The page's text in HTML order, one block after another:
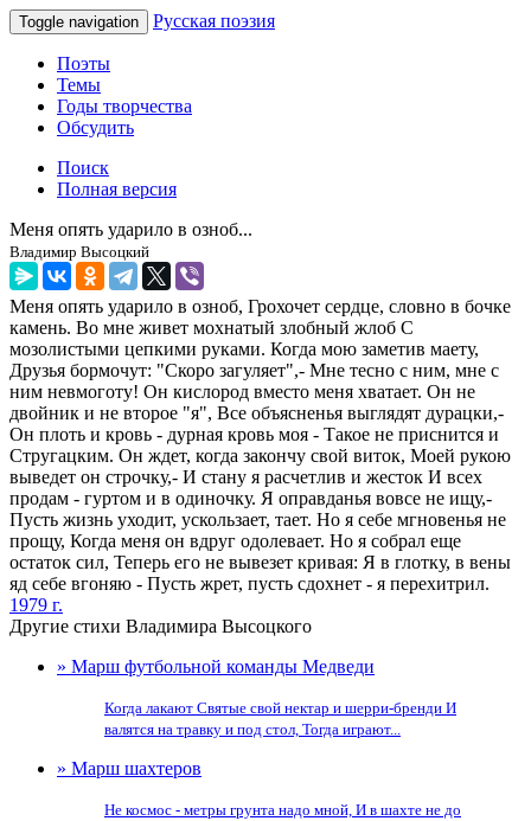
Toggle navigation Русская поэзия
Поэты
Темы
Годы творчества
Обсудить
Поиск
Полная версия
Меня опять ударило в озноб...
Владимир Высоцкий
Меня опять ударило в озноб, Грохочет сердце, словно в бочке
камень. Во мне живет мохнатый злобный жлоб С
мозолистыми цепкими руками. Когда мою заметив маету,
Друзья бормочут: "Скоро загуляет",- Мне тесно с ним, мне с
ним невмоготу! Он кислород вместо меня хватает. Он не
двойник и не второе "я", Все объясненья выглядят дурацки,-
Он плоть и кровь - дурная кровь моя - Такое не приснится и
Стругацким. Он ждет, когда закончу свой виток, Моей рукою
выведет он строчку,- И стану я расчетлив и жесток И всех
продам - гуртом и в одиночку. Я оправданья вовсе не ищу,-
Пусть жизнь уходит, ускользает, тает. Но я себе мгновенья не
прощу, Когда меня он вдруг одолевает. Но я собрал еще
остаток сил, Теперь его не вывезет кривая: Я в глотку, в вены
яд себе вгоняю - Пусть жрет, пусть сдохнет - я перехитрил.
1979 г.
Другие стихи Владимира Высоцкого
» Марш футбольной команды Медведи
Когда лакают Святые свой нектар и шерри-бренди И
валятся на травку и под стол, Тогда играют...
» Марш шахтеров
Не космос - метры грунта надо мной, И в шахте не до